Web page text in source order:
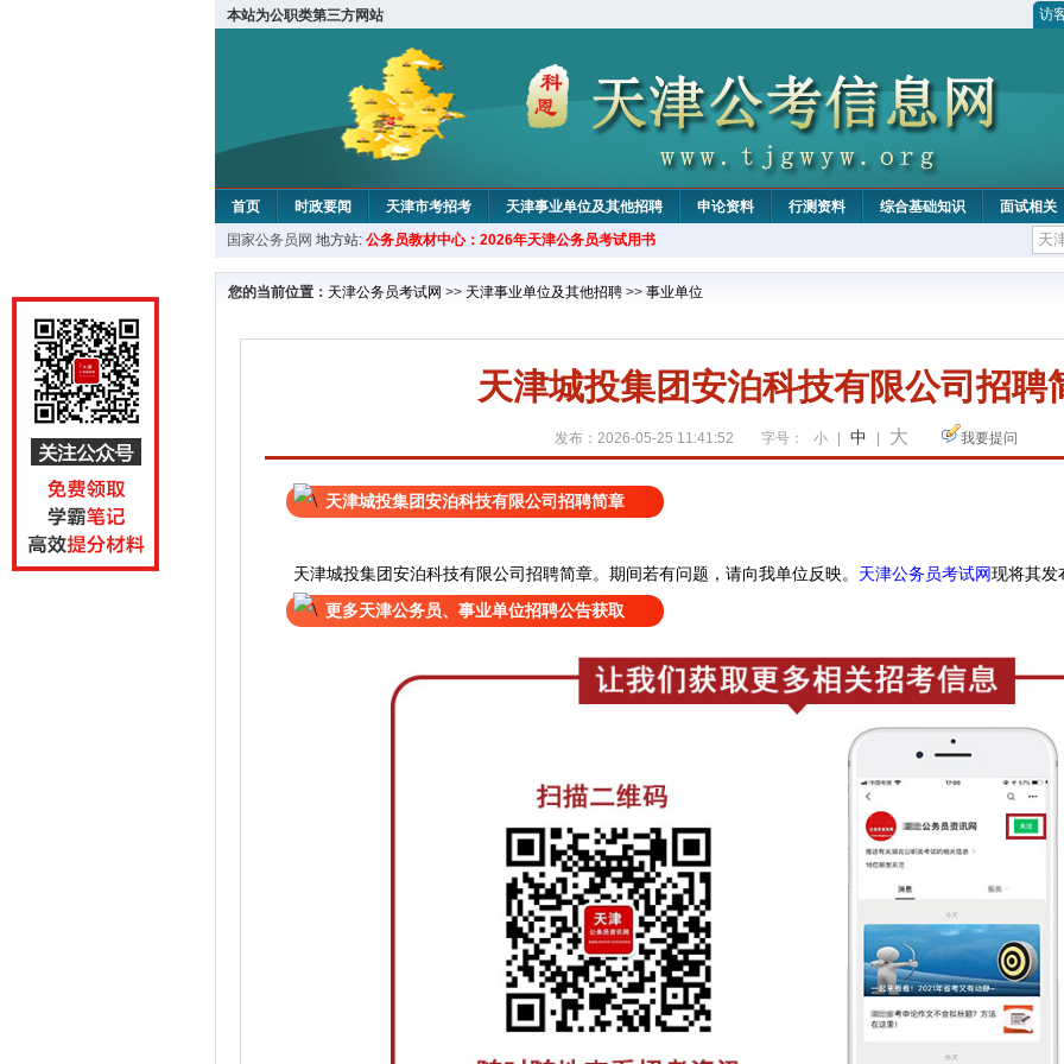
本站为公职类第三方网站 访
首页 时政要闻 天津市考招考 天津事业单位及其他招聘 申论资料 行测资料 综合基础知识 面试相关
教材中心
国家公务员网 地方站: 公务员教材中心：2026年天津公务员考试用书
您的当前位置： 天津公务员考试网 >> 天津事业单位及其他招聘 >> 事业单位
天津城投集团安泊科技有限公司招聘
发布：2026-05-25 11:41:52 字号： 小 中 大 我要提问
天津城投集团安泊科技有限公司招聘简章
天津城投集团安泊科技有限公司招聘简章。 期间若有问题，请向我单位反映。 天津公务员考试网现将其发
更多天津公务员、事业单位招聘公告获取